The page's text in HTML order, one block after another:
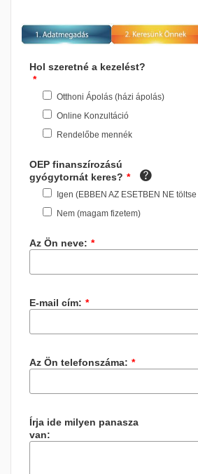
Hol szeretné a kezelést?
*
Otthoni Ápolás (házi ápolás)
Online Konzultáció
Rendelőbe mennék
OEP finanszírozású
gyógytornát keres? *
Igen (EBBEN AZ ESETBEN NE
Nem (magam fizetem)
Az Ön neve: *
E-mail cím: *
Az Ön telefonszáma: *
Írja ide milyen panasza
van: